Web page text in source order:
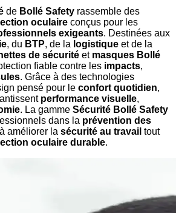
de Bollé Safety rassemble des
oculaire conçus pour les
exigeants. Destinées aux
, du BTP, de la logistique et de la
de sécurité et masques Bollé
fiable contre les impacts,
. Grâce à des technologies
pensé pour le confort quotidien,
performance visuelle,
. La gamme Sécurité Bollé Safety
dans la prévention des
améliorer la sécurité au travail tout
oculaire durable.